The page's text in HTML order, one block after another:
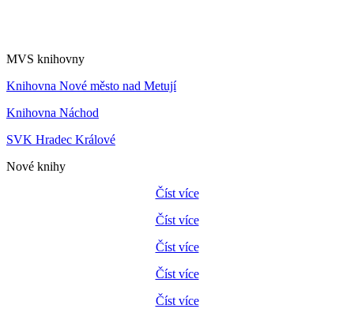
MVS knihovny
Knihovna Nové město nad Metují
Knihovna Náchod
SVK Hradec Králové
Nové knihy
Číst více
Číst více
Číst více
Číst více
Číst více